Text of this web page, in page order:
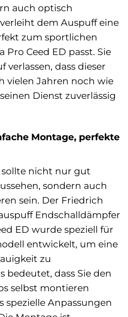
auch optisch
dem Auspuff eine
zum sportlichen
Pro Ceed ED passt. Sie
verlassen, dass dieser
vielen Jahren noch wie
Dienst zuverlässig
Montage, perfekte
nicht nur gut
sondern auch
sein. Der Friedrich
Endschalldämpfer
ED wurde speziell für
entwickelt, um eine
zu
bedeutet, dass Sie den
selbst montieren
spezielle Anpassungen